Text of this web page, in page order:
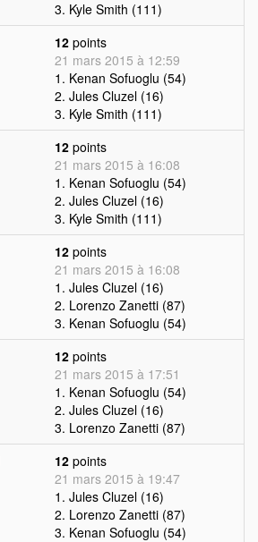
3. Kyle Smith (111)
12 points
21 mars 2015 à 12:59
1. Kenan Sofuoglu (54)
2. Jules Cluzel (16)
3. Kyle Smith (111)
12 points
21 mars 2015 à 16:08
1. Kenan Sofuoglu (54)
2. Jules Cluzel (16)
3. Kyle Smith (111)
12 points
21 mars 2015 à 16:08
1. Jules Cluzel (16)
2. Lorenzo Zanetti (87)
3. Kenan Sofuoglu (54)
12 points
21 mars 2015 à 17:51
1. Kenan Sofuoglu (54)
2. Jules Cluzel (16)
3. Lorenzo Zanetti (87)
12 points
21 mars 2015 à 19:47
1. Jules Cluzel (16)
2. Lorenzo Zanetti (87)
3. Kenan Sofuoglu (54)